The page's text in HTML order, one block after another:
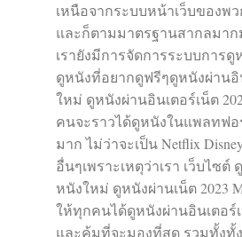
เหนือจากระบบหน้าเว็บของพว
และก็ตามมาตรฐานสากลมา
เรายังมีการจัดการระบบการ
ดูหนังที่อยากดูฟรีๆดูหนังผ่านอิ
ใหม่ ดูหนังผ่านอินเตอร์เน็ต
คนจะราวได้ดูหนังในแพลทฟอ
มาก ไม่ว่าจะเป็น Netflix
อื่นๆเพราะเหตุว่าเรา เว็บไซต์
หนังใหม่ ดูหนังผ่านเน็ต 2023
ให้ทุกคนได้ดูหนังผ่านอินเตอร์
และคุ้มที่จะมองที่สุด รวมทั้ง